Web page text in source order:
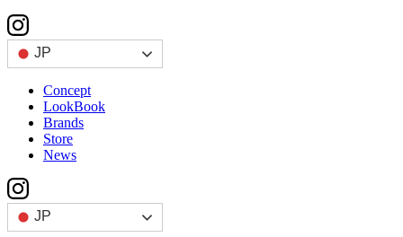
JP
Concept
LookBook
Brands
Store
News
JP